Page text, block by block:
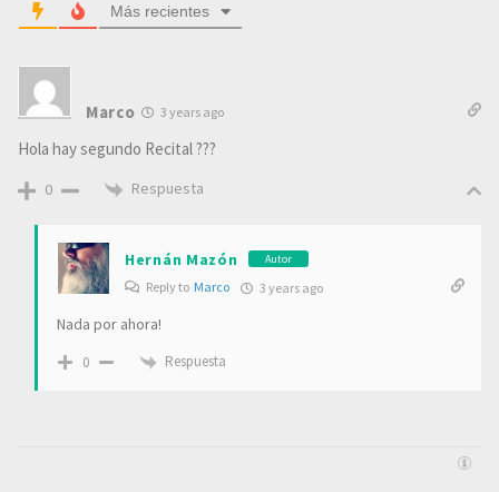
Más recientes
Marco 3 years ago
Hola hay segundo Recital ???
0 Respuesta
Hernán Mazón Autor
Reply to Marco 3 years ago
Nada por ahora!
0 Respuesta